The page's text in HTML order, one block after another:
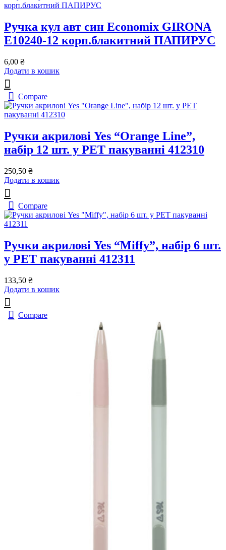
Ручка кул авт син Economix GIRONA
Е10240-12 корп.блакитний ПАПИРУС
6,00 ₴
Додати в кошик
Compare
Ручки акрилові Yes “Orange Line”,
набір 12 шт. у PET пакуванні 412310
250,50 ₴
Додати в кошик
Compare
Ручки акрилові Yes “Miffy”, набір 6 шт.
у PET пакуванні 412311
133,50 ₴
Додати в кошик
Compare